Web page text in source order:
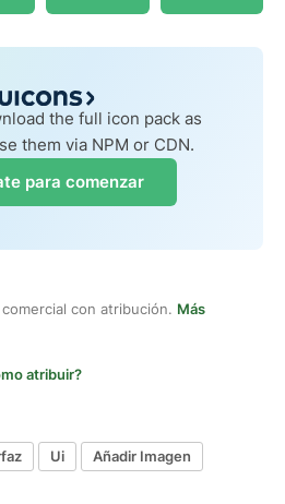
the full icon pack as
them via NPM or CDN.
para comenzar
con atribución. Más
atribuir?
Ui Añadir Imagen